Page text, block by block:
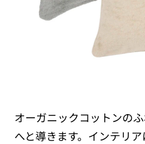
オーガニックコットンの
へと導きます。インテリ